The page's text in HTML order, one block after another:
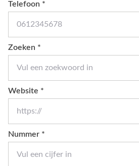
Telefoon *
Zoeken *
Website *
Nummer *